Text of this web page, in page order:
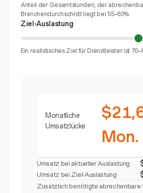
Anteil der Gesamtstunden, der
Branchendurchschnitt liegt bei 55–60%.
Ziel-Auslastung
Ein realistisches Ziel für Dienstleister ist
Monatliche
Umsatzlücke
Mon.
Umsatz bei aktueller Auslastung
Umsatz bei Ziel-Auslastung
Zusätzlich benötigte abrechenbare